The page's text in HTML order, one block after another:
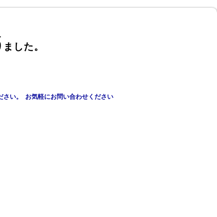
した。
い。 お気軽にお問い合わせください